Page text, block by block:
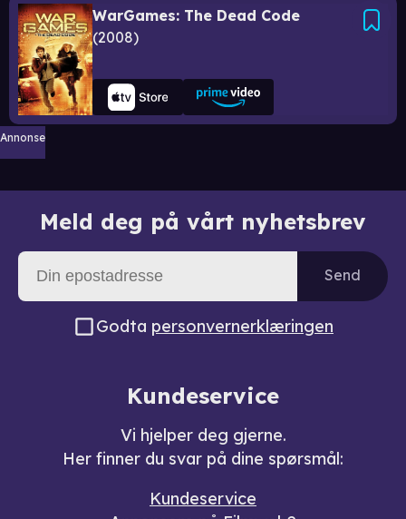
WarGames: The Dead Code
2008
Annonse
Meld deg på vårt nyhetsbrev
Send
Godta personvernerklæringen
Kundeservice
Vi hjelper deg gjerne.
Her finner du svar på dine spørsmål:
Kundeservice